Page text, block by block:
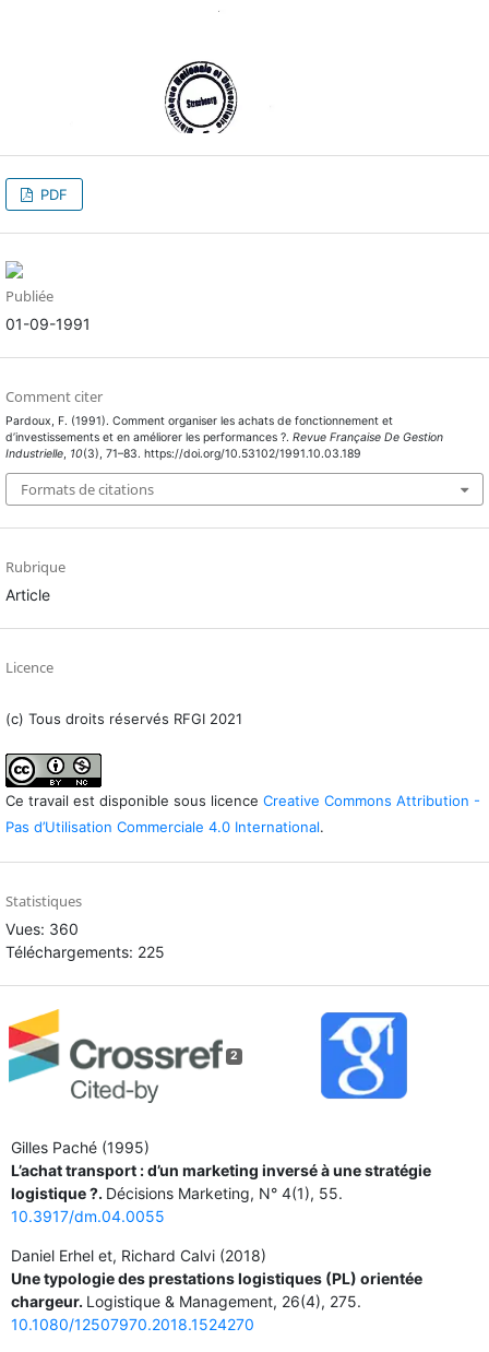
PDF
Publiée
01-09-1991
Comment citer
Pardoux, F. (1991). Comment organiser les achats de fonctionnement et
d’investissements et en améliorer les performances ?. Revue Française De Gestion
Industrielle, 10(3), 71–83. https://doi.org/10.53102/1991.10.03.189
Formats de citations
Rubrique
Article
Licence
(c) Tous droits réservés RFGI 2021
Ce travail est disponible sous licence Creative Commons Attribution -
Pas d’Utilisation Commerciale 4.0 International.
Statistiques
Vues: 360
Téléchargements: 225
2
Gilles Paché (1995)
L’achat transport : d’un marketing inversé à une stratégie
logistique ?. Décisions Marketing, N° 4(1), 55.
10.3917/dm.04.0055
Daniel Erhel et, Richard Calvi (2018)
Une typologie des prestations logistiques (PL) orientée
chargeur. Logistique & Management, 26(4), 275.
10.1080/12507970.2018.1524270